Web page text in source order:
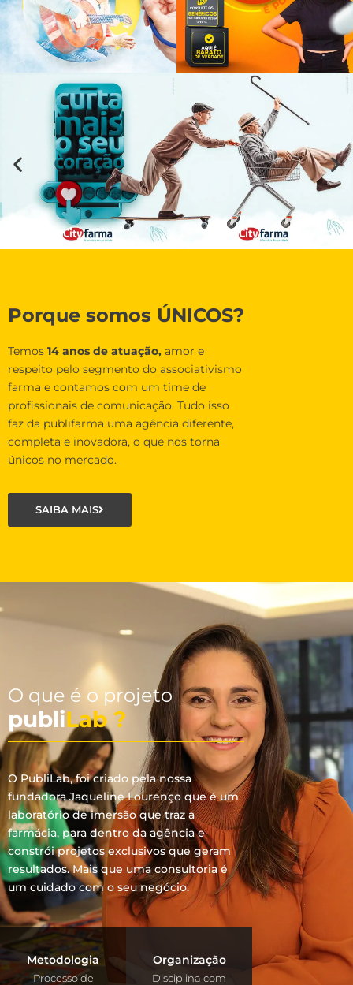
Porque somos ÚNICOS?
Temos 14 anos de atuação, amor e
respeito pelo segmento do associativismo
farma e contamos com um time de
profissionais de comunicação. Tudo isso
faz da publifarma uma agência diferente,
completa e inovadora, o que nos torna
únicos no mercado.
SAIBA MAIS
O que é o projeto
publiLab ?
O PubliLab, foi criado pela nossa
fundadora Jaqueline Lourenço que é um
laboratório de imersão que traz a
farmácia, para dentro da agência e
constrói projetos exclusivos que geram
resultados. Mais que uma consultoria é
um cuidado com o seu negócio.
Metodologia
Processo de
Organização
Disciplina com